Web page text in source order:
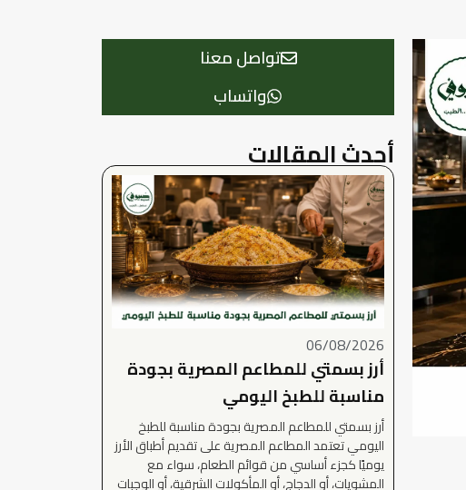
تواصل معنا
واتساب
أحدث المقالات
06/08/2026
أرز بسمتي للمطاعم المصرية بجودة
مناسبة للطبخ اليومي
أرز بسمتي للمطاعم المصرية بجودة مناسبة للطبخ
اليومي تعتمد المطاعم المصرية على تقديم أطباق الأرز
يوميًا كجزء أساسي من قوائم الطعام، سواء مع
المشويات، أو الدجاج، أو المأكولات الشرقية، أو الوجبات